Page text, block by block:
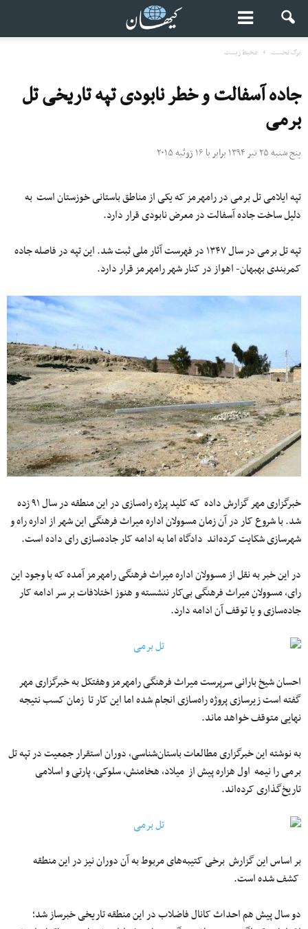
برگ نخست محیط زیست
جاده‌ آسفالت و خطر نابودی تپه تاریخی تل
‌برمی
پنج شنبه ۲۵ تیر ۱۳۹۴ برابر با ۱۶ ژوئیه ۲۰۱۵
تپه ایلامی تل ‌برمی در رامهرمز که یکی از مناطق باستانی خوزستان است به
دلیل ساخت جاده آسفالت در معرض نابودی قرار دارد.
تپه تل ‌برمی در سال ۱۳۴۷ در فهرست آثار ملی ثبت شد. این تپه در فاصله جاده
کمربندی بهبهان- اهواز در کنار شهر رامهرمز قرار دارد.
خبرگزاری مهر گزارش داده که کلید پرژه راه‌سازی در این منطقه در سال ۹۱ زده
شد. با شروع کار در آن زمان مسوولان اداره میراث فرهنگی این شهر از اداره راه و
شهرسازی شکایت کرده‌اند دادگاه اما به ادامه کار جاده‌سازی رای داده است.
در این خبر به نقل از مسوولان اداره میراث فرهنگی رامهرمز آمده که با وجود این
رای، مسوولان میراث فرهنگی بی‌کار ننشسته‌ و هنوز اختلافات بر سر ادامه کار
جاده‌سازی و یا توقف آن ادامه دارد.
احسان شیخ بارانی سرپرست میراث فرهنگی رامهرمز وهفتکل به خبرگزاری مهر
گفته است زیرسازی پروژه راه‌سازی انجام شده اما این کار تا زمان کسب نتیجه
نهایی متوقف خواهد ماند.
به نوشته این خبرگزاری مطالعات باستان‌شناسی، دوران استقرار جمعیت در تپه تل
‌برمی را نیمه اول هزاره پیش از میلاد، هخامنش، سلوکی، پارتی و اسلامی
تاریخ‌گذاری کرده‌اند.
بر اساس این گزارش برخی کتیبه‌های مربوط به آن دوران نیز در این منطقه
کشف شده است.
دو سال پیش هم احداث کانال فاضلاب در این منطقه تاریخی خبرساز شد‌؛